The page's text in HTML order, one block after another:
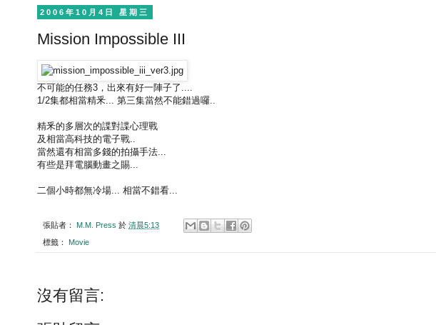
2006年10月4日 星期三
Mission Impossible III
不可能的任務3，出來有好一陣子了....
1/2集都相當精釆... 第三集當然不能錯過囉..
精釆的多層次的諜對諜心理戰
及相當高科技的電子戰..
當然還有相當多錢的拍攝手法...
有些是拜電腦動畫之賜...
二個小時都無冷場... 相當不錯看...
張貼者： M.M. Press 於 清晨5:13
標籤： Movie
沒有留言: